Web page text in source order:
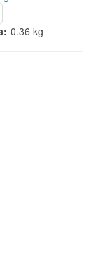
0.36 kg